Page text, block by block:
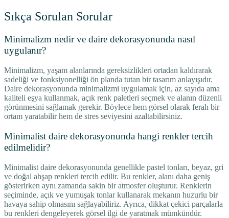
Sıkça Sorulan Sorular
Minimalizm nedir ve daire dekorasyonunda nasıl
uygulanır?
Minimalizm, yaşam alanlarında gereksizlikleri ortadan kaldırarak
sadeliği ve fonksiyonelliği ön planda tutan bir tasarım anlayışıdır.
Daire dekorasyonunda minimalizmi uygulamak için, az sayıda ama
kaliteli eşya kullanmak, açık renk paletleri seçmek ve alanın düzenli
görünmesini sağlamak gerekir. Böylece hem görsel olarak ferah bir
ortam yaratabilir hem de stres seviyesini azaltabilirsiniz.
Minimalist daire dekorasyonunda hangi renkler tercih
edilmelidir?
Minimalist daire dekorasyonunda genellikle pastel tonları, beyaz, gri
ve doğal ahşap renkleri tercih edilir. Bu renkler, alanı daha geniş
gösterirken aynı zamanda sakin bir atmosfer oluşturur. Renklerin
seçiminde, açık ve yumuşak tonlar kullanarak mekanın huzurlu bir
havaya sahip olmasını sağlayabiliriz. Ayrıca, dikkat çekici parçalarla
bu renkleri dengeleyerek görsel ilgi de yaratmak mümkündür.